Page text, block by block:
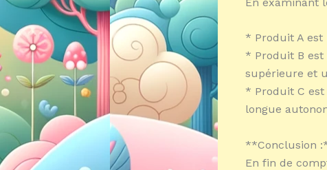
* Produit A est
* Produit B est
supérieure et
* Produit C
longue
**Conclusion
En fin de